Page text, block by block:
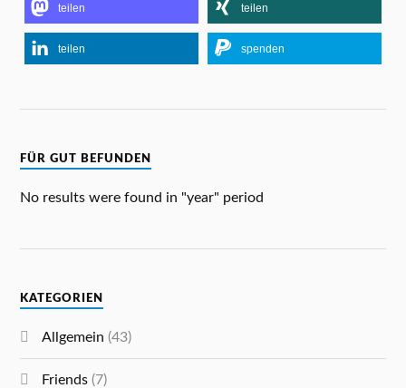
teilen teilen
teilen spenden
FÜR GUT BEFUNDEN
No results were found in "year" period
KATEGORIEN
Allgemein (43)
Friends (7)